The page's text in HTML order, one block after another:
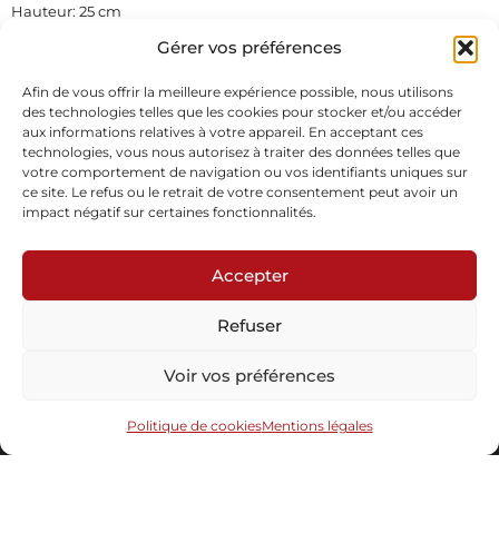
Gérer vos préférences
Afin de vous offrir la meilleure expérience possible, nous utilisons
des technologies telles que les cookies pour stocker et/ou accéder
aux informations relatives à votre appareil. En acceptant ces
technologies, vous nous autorisez à traiter des données telles que
votre comportement de navigation ou vos identifiants uniques sur
ce site. Le refus ou le retrait de votre consentement peut avoir un
impact négatif sur certaines fonctionnalités.
Accepter
Refuser
Voir vos préférences
Politique de cookiesMentions légales
Hauteur: 25 cm
Maillechort forgé patiné, gravé, feuille d’or 22cts, œuf d’oie
Demande d'informations Télécharger la fiche
Abonnez-vous à notre newsletter